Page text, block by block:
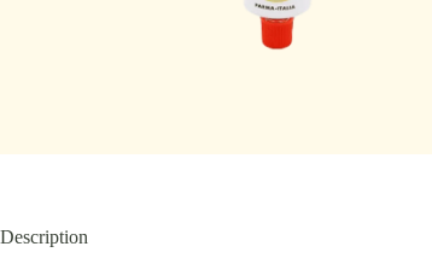
Description